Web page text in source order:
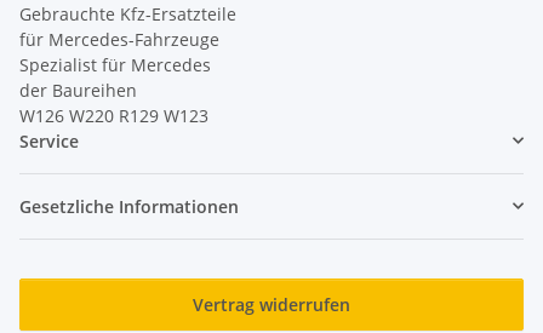
Gebrauchte Kfz-Ersatzteile
für Mercedes-Fahrzeuge
Spezialist für Mercedes
der Baureihen
W126 W220 R129 W123
Service
Gesetzliche Informationen
Vertrag widerrufen